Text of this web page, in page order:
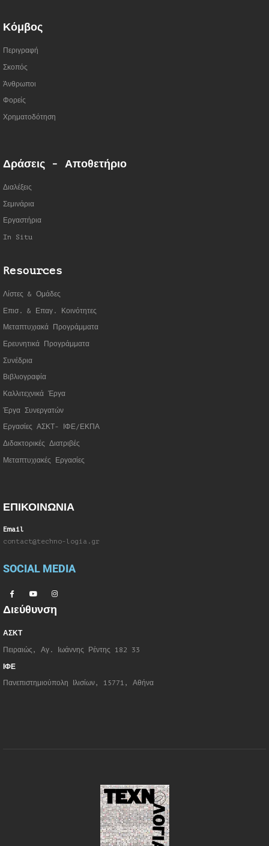
Κόμβος
Περιγραφή
Σκοπός
Άνθρωποι
Φορείς
Χρηματοδότηση
Δράσεις - Αποθετήριο
Διαλέξεις
Σεμινάρια
Εργαστήρια
In Situ
Resources
Λίστες & Ομάδες
Επισ. & Επαγ. Κοινότητες
Μεταπτυχιακά Προγράμματα
Ερευνητικά Προγράμματα
Συνέδρια
Βιβλιογραφία
Καλλιτεχνικά Έργα
Έργα Συνεργατών
Εργασίες ΑΣΚΤ- ΙΦΕ/ΕΚΠΑ
Διδακτορικές Διατριβές
Μεταπτυχιακές Εργασίες
ΕΠΙΚΟΙΝΩΝΙΑ
Email
contact@techno-logia.gr
SOCIAL MEDIA
Διεύθυνση
ΑΣΚΤ
Πειραιώς, Αγ. Ιωάννης Ρέντης 182 33
ΙΦΕ
Πανεπιστημιούπολη Ιλισίων, 15771, Αθήνα